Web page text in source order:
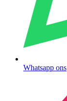
Whatsapp ons